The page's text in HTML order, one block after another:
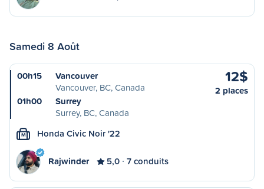
Samedi 8 Août
00h15
Vancouver
Vancouver, BC, Canada
01h00
Surrey
Surrey, BC, Canada
12$
2 places
M Honda Civic Noir '22
Rajwinder 5,0 7 conduits